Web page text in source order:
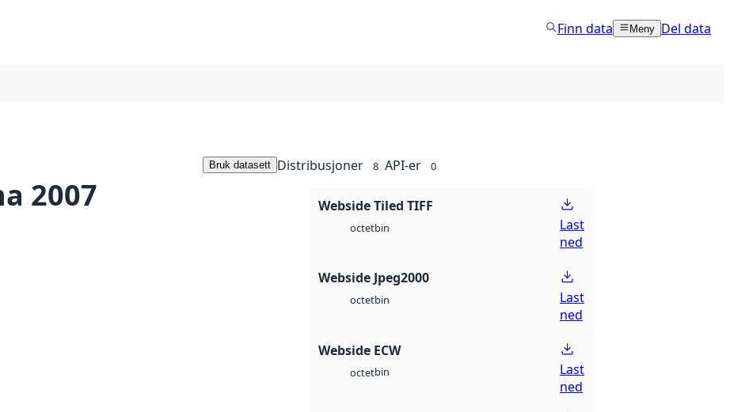
Finn data Meny Del data
2007
Bruk datasett Distribusjoner 8 API-er 0
Webside Tiled TIFF
octetbin
Last
ned
Webside Jpeg2000
octetbin
Last
ned
Webside ECW
octetbin
Last
ned